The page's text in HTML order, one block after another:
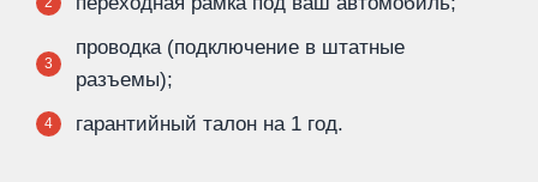
3
проводка (подключение в штатные
разъемы);
4 гарантийный талон на 1 год.